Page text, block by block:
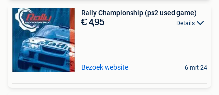
Rally Championship (ps2 used game)
€ 4,95 Details
Bezoek website 6 mrt 24